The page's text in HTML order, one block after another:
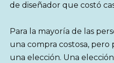
de diseñador que costó
Para la mayoría de las
una compra costosa, pero
una elección. Una